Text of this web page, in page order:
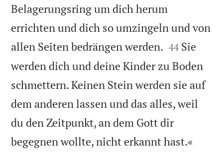
Belagerungsring um dich herum
errichten und dich so umzingeln und von
allen Seiten bedrängen werden. 

44 Sie
werden dich und deine Kinder zu Boden
schmettern. Keinen Stein werden sie auf
dem anderen lassen und das alles, weil
du den Zeitpunkt, an dem Gott dir
begegnen wollte, nicht erkannt hast.«